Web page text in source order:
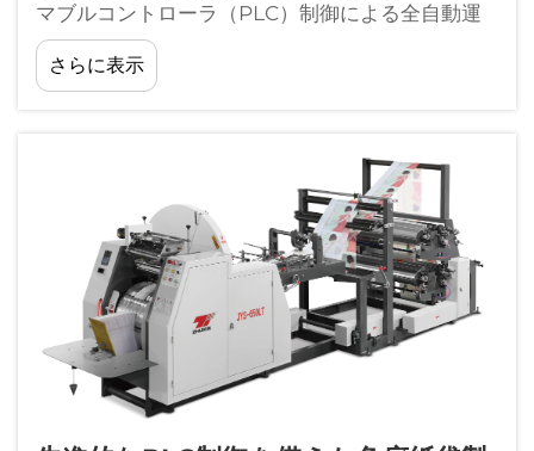
マブルコントローラ（PLC）制御による全自動運
転に対する需要の高まり 近年、ますます多くの食
品メーカーが紙袋製造のニーズに対して自動化ソ
リューションを採用しています...
さらに表示